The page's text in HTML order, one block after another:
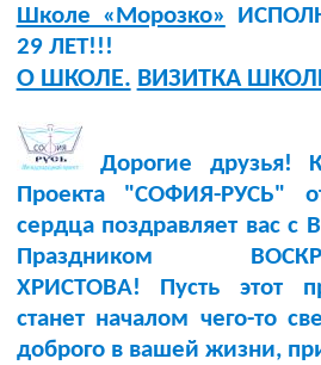
Школе «Морозко»
29 ЛЕТ!!!
О ШКОЛЕ. ВИЗИТКА
Дорогие друзья!
Проекта "СОФИЯ-РУСЬ"
сердца поздравляет вас с
Праздником
ХРИСТОВА! Пусть этот
станет началом чего-то
доброго в вашей жизни,